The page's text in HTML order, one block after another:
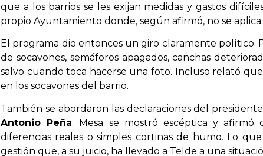
que a los barrios se les exijan medidas y gastos
propio Ayuntamiento donde, según afirmó, no se
El programa dio entonces un giro claramente político.
de socavones, semáforos apagados, canchas
salvo cuando toca hacerse una foto. Incluso relató
en los socavones del barrio.
También se abordaron las declaraciones del
Antonio Peña. Mesa se mostró escéptica y afirmó
diferencias reales o simples cortinas de humo. Lo
gestión que, a su juicio, ha llevado a Telde a una